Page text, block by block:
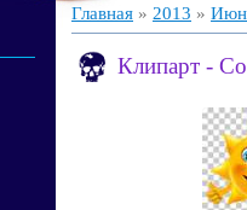
Главная » 2013 »
Клипарт -